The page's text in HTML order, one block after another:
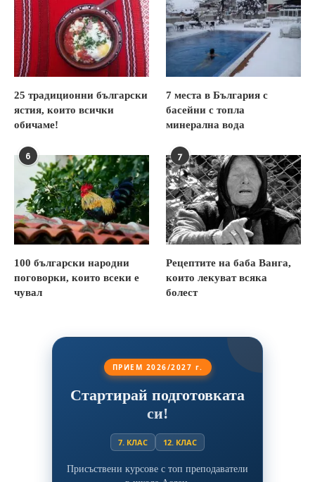
25 традиционни български
ястия, които всички
обичаме!
7 места в България с
басейни с топла
минерална вода
6
100 български народни
поговорки, които всеки е
чувал
7
Рецептите на баба Ванга,
които лекуват всяка
болест
ПРИЕМ 2026/2027 г.
Стартирай подготовката
си!
7. КЛАС 12. КЛАС
Присъствени курсове с топ преподаватели